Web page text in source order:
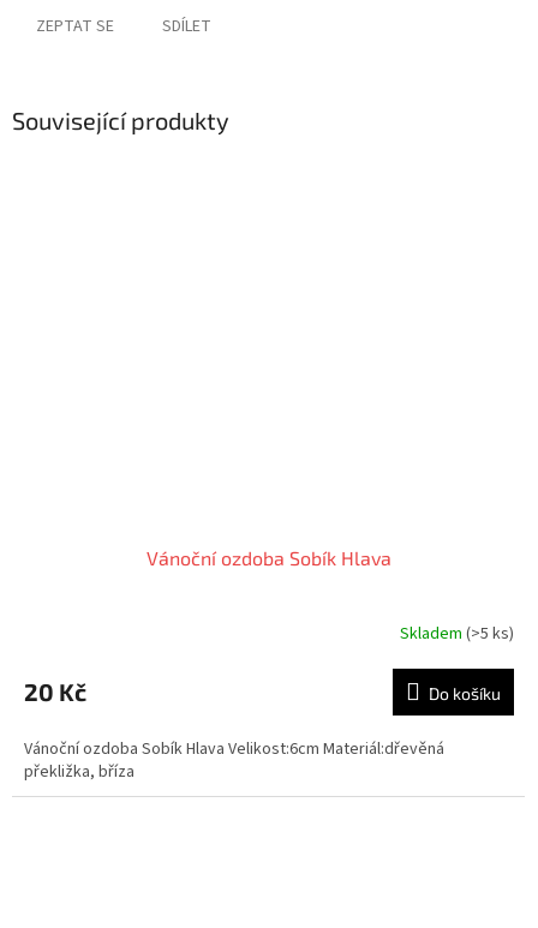
ZEPTAT SE SDÍLET
Související produkty
Vánoční ozdoba Sobík Hlava
Skladem (>5 ks)
20 Kč Do košíku
Vánoční ozdoba Sobík Hlava Velikost:6cm Materiál:dřevěná
překližka, bříza